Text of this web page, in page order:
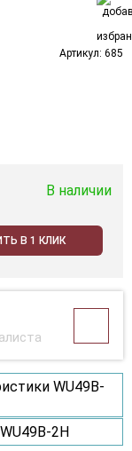
Артикул: 685
В наличии
В 1 КЛИК
WU49B-
2H